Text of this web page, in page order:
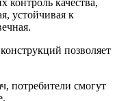
качества,
устойчивая к
позволяет
потребители смогут